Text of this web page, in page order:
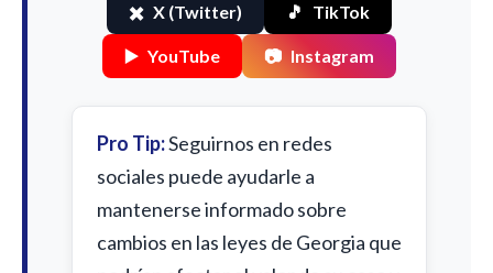
✖️ X (Twitter) 🎵 TikTok
▶️ YouTube 📷 Instagram
Pro Tip:Seguirnos en redes
sociales puede ayudarle a
mantenerse informado sobre
cambios en las leyes de Georgia que